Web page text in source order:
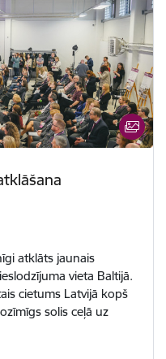
atklāts jaunais
vieta Baltijā.
cietums Latvijā kopš
solis ceļā uz